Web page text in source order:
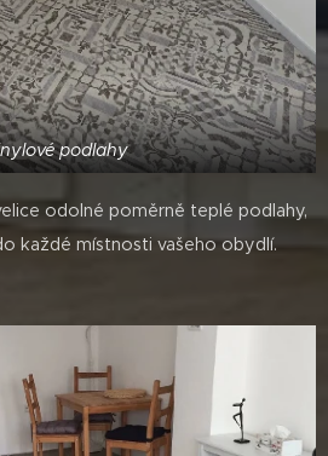
podlahy
odolné poměrně teplé podlahy,
každé místnosti vašeho obydlí.